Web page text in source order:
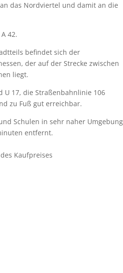
das Nordviertel und damit an die
42.
befindet sich der
der auf der Strecke zwischen
liegt.
U 17, die Straßenbahnlinie 106
zu Fuß gut erreichbar.
Schulen in sehr naher Umgebung
entfernt.
Kaufpreises